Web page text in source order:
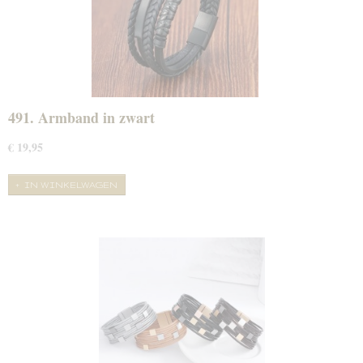
491. Armband in zwart
€ 19,95
IN WINKELWAGEN